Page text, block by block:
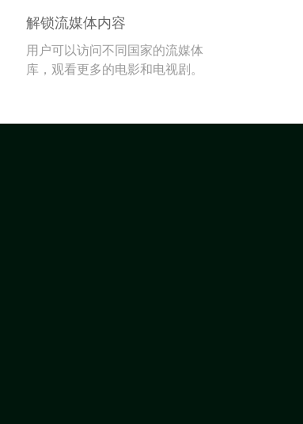
解锁流媒体内容
用户可以访问不同国家的流媒体
库，观看更多的电影和电视剧。